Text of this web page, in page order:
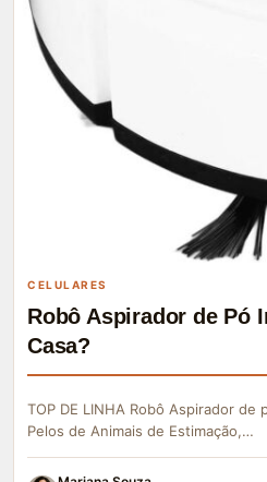
CELULARES
Robô Aspirador de Pó
Casa?
TOP DE LINHA Robô Aspirador
Pelos de Animais de Estimação,…